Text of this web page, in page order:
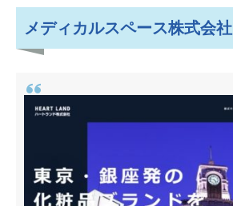
メディカルスペース株式会社